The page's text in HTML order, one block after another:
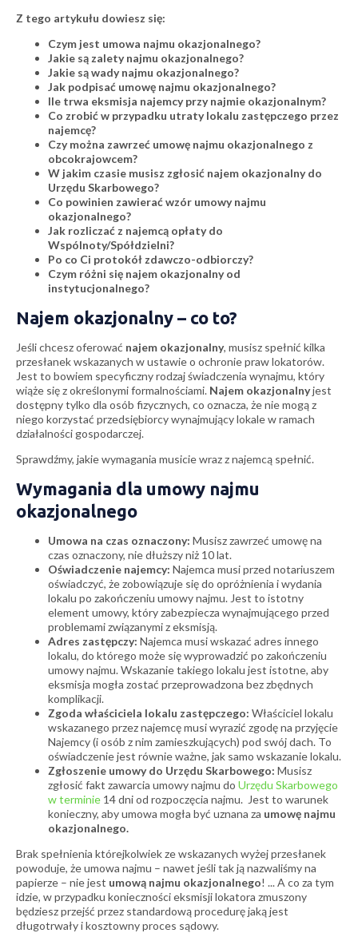
Z tego artykułu dowiesz się:
Czym jest umowa najmu okazjonalnego?
Jakie są zalety najmu okazjonalnego?
Jakie są wady najmu okazjonalnego?
Jak podpisać umowę najmu okazjonalnego?
Ile trwa eksmisja najemcy przy najmie okazjonalnym?
Co zrobić w przypadku utraty lokalu zastępczego przez
najemcę?
Czy można zawrzeć umowę najmu okazjonalnego z
obcokrajowcem?
W jakim czasie musisz zgłosić najem okazjonalny do
Urzędu Skarbowego?
Co powinien zawierać wzór umowy najmu
okazjonalnego?
Jak rozliczać z najemcą opłaty do
Wspólnoty/Spółdzielni?
Po co Ci protokół zdawczo-odbiorczy?
Czym różni się najem okazjonalny od
instytucjonalnego?
Najem okazjonalny – co to?
Jeśli chcesz oferować najem okazjonalny, musisz spełnić kilka
przesłanek wskazanych w ustawie o ochronie praw lokatorów.
Jest to bowiem specyficzny rodzaj świadczenia wynajmu, który
wiąże się z określonymi formalnościami. Najem okazjonalnyjest
dostępny tylko dla osób fizycznych, co oznacza, że nie mogą z
niego korzystać przedsiębiorcy wynajmujący lokale w ramach
działalności gospodarczej.
Sprawdźmy, jakie wymagania musicie wraz z najemcą spełnić.
Wymagania dla umowy najmu
okazjonalnego
Umowa na czas oznaczony: Musisz zawrzeć umowę na
czas oznaczony, nie dłuższy niż 10 lat.
Oświadczenie najemcy: Najemca musi przed notariuszem
oświadczyć, że zobowiązuje się do opróżnienia i wydania
lokalu po zakończeniu umowy najmu. Jest to istotny
element umowy, który zabezpiecza wynajmującego przed
problemami związanymi z eksmisją.
Adres zastępczy: Najemca musi wskazać adres innego
lokalu, do którego może się wyprowadzić po zakończeniu
umowy najmu. Wskazanie takiego lokalu jest istotne, aby
eksmisja mogła zostać przeprowadzona bez zbędnych
komplikacji.
Zgoda właściciela lokalu zastępczego: Właściciel lokalu
wskazanego przez najemcę musi wyrazić zgodę na przyjęcie
Najemcy (i osób z nim zamieszkujących) pod swój dach. To
oświadczenie jest równie ważne, jak samo wskazanie lokalu.
Zgłoszenie umowy do Urzędu Skarbowego: Musisz
zgłosić fakt zawarcia umowy najmu do Urzędu Skarbowego
w terminie 14 dni od rozpoczęcia najmu. Jest to warunek
konieczny, aby umowa mogła być uznana za umowę najmu
okazjonalnego.
Brak spełnienia którejkolwiek ze wskazanych wyżej przesłanek
powoduje, że umowa najmu – nawet jeśli tak ją nazwaliśmy na
papierze – nie jest umową najmu okazjonalnego! ... A co za tym
idzie, w przypadku konieczności eksmisji lokatora zmuszony
będziesz przejść przez standardową procedurę jaką jest
długotrwały i kosztowny proces sądowy.